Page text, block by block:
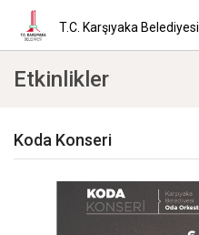
T.C. Karşıyaka Belediyesi
Etkinlikler
Koda Konseri